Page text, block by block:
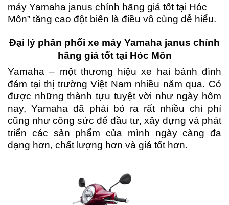
máy Yamaha janus chính hãng giá tốt tại Hóc
Môn” tăng cao đột biến là điều vô cùng dễ hiểu.
Đại lý phân phối xe máy Yamaha janus chính
hãng giá tốt tại Hóc Môn
Yamaha – một thương hiệu xe hai bánh đình
đám tại thị trường Việt Nam nhiều năm qua. Có
được những thành tựu tuyệt vời như ngày hôm
nay, Yamaha đã phải bỏ ra rất nhiều chi phí
cũng như công sức để đầu tư, xây dựng và phát
triển các sản phẩm của mình ngày càng đa
dạng hơn, chất lượng hơn và giá tốt hơn.